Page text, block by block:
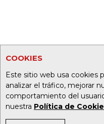
COOKIES
Este sitio web usa cookies
analizar el tráfico, mejorar
comportamiento del
nuestra Política de